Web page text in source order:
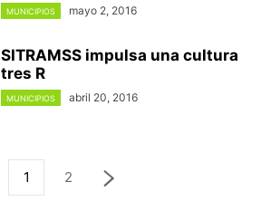
MUNICIPIOS mayo 2, 2016
SITRAMSS impulsa una cultura
tres R
MUNICIPIOS abril 20, 2016
1 2